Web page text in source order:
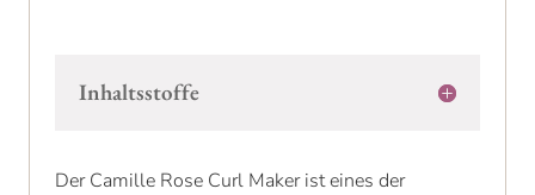
Inhaltsstoffe
Der Camille Rose Curl Maker ist eines der